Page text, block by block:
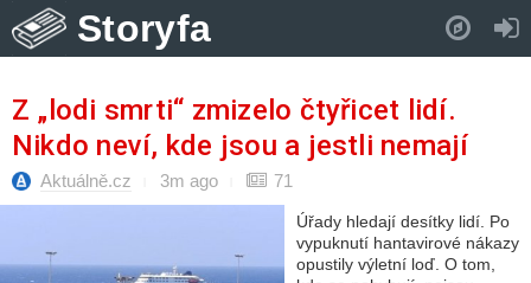
Storyfa
Z „lodi smrti“ zmizelo čtyřicet lidí.
Nikdo neví, kde jsou a jestli nemají
hantavirus
Aktuálně.cz 3m ago 71
Úřady hledají desítky lidí. Po
vypuknutí hantavirové nákazy
opustily výletní loď. O tom,
Pull down to refresh..